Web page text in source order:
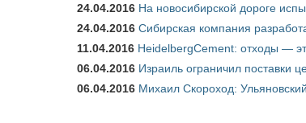
24.04.2016 На новосибирской дороге
24.04.2016 Сибирская компания
11.04.2016 HeidelbergCement: отходы —
06.04.2016 Израиль ограничил поставки
06.04.2016 Михаил Скороход: